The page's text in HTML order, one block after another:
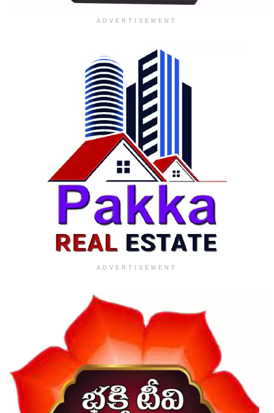
ADVERTISEMENT
ADVERTISEMENT